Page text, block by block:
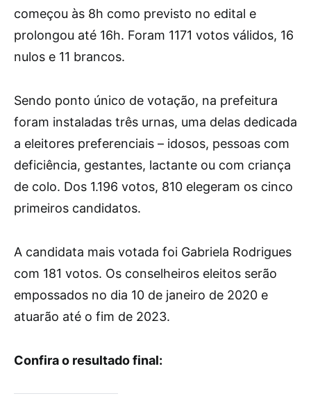
começou às 8h como previsto no edital e
prolongou até 16h. Foram 1171 votos válidos, 16
nulos e 11 brancos.
Sendo ponto único de votação, na prefeitura
foram instaladas três urnas, uma delas dedicada
a eleitores preferenciais – idosos, pessoas com
deficiência, gestantes, lactante ou com criança
de colo. Dos 1.196 votos, 810 elegeram os cinco
primeiros candidatos.
A candidata mais votada foi Gabriela Rodrigues
com 181 votos. Os conselheiros eleitos serão
empossados no dia 10 de janeiro de 2020 e
atuarão até o fim de 2023.
Confira o resultado final: